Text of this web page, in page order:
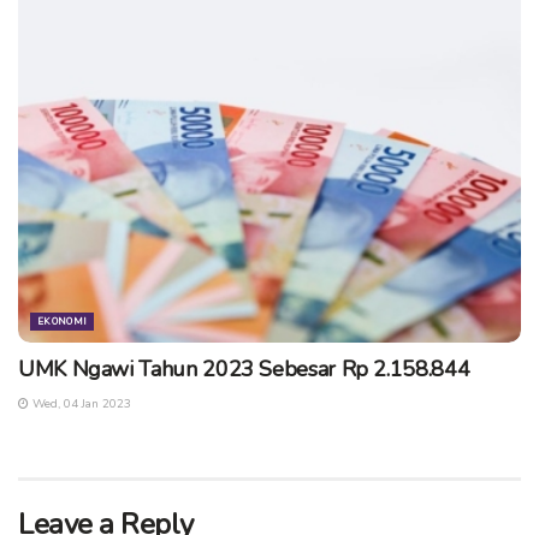
Tags: beras murah beras ngawi
harga beras ngawi
mentan di ngawi panen ngawi
EKONOMI
UMK Ngawi Tahun 2023 Sebesar Rp 2.158.844
Wed, 04 Jan 2023
Leave a Reply